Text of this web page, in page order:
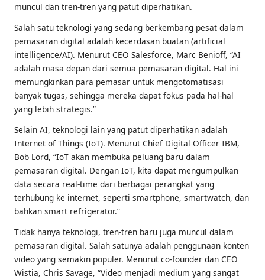
muncul dan tren-tren yang patut diperhatikan.
Salah satu teknologi yang sedang berkembang pesat dalam
pemasaran digital adalah kecerdasan buatan (artificial
intelligence/AI). Menurut CEO Salesforce, Marc Benioff, “AI
adalah masa depan dari semua pemasaran digital. Hal ini
memungkinkan para pemasar untuk mengotomatisasi
banyak tugas, sehingga mereka dapat fokus pada hal-hal
yang lebih strategis.”
Selain AI, teknologi lain yang patut diperhatikan adalah
Internet of Things (IoT). Menurut Chief Digital Officer IBM,
Bob Lord, “IoT akan membuka peluang baru dalam
pemasaran digital. Dengan IoT, kita dapat mengumpulkan
data secara real-time dari berbagai perangkat yang
terhubung ke internet, seperti smartphone, smartwatch, dan
bahkan smart refrigerator.”
Tidak hanya teknologi, tren-tren baru juga muncul dalam
pemasaran digital. Salah satunya adalah penggunaan konten
video yang semakin populer. Menurut co-founder dan CEO
Wistia, Chris Savage, “Video menjadi medium yang sangat